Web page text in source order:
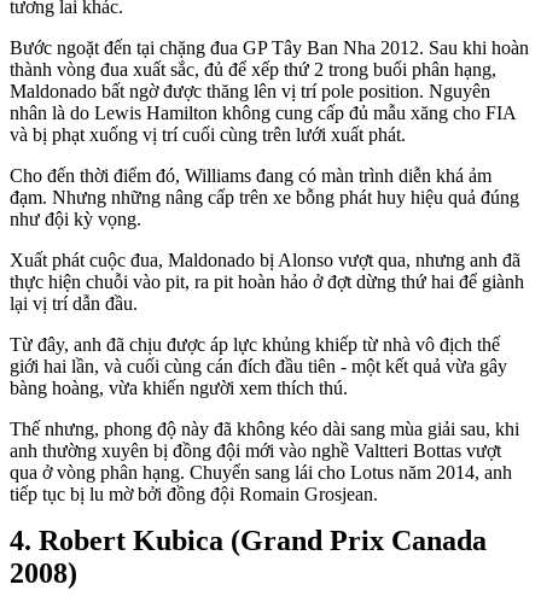
tương lai khác.
Bước ngoặt đến tại chặng đua GP Tây Ban Nha 2012. Sau khi hoàn
thành vòng đua xuất sắc, đủ để xếp thứ 2 trong buổi phân hạng,
Maldonado bất ngờ được thăng lên vị trí pole position. Nguyên
nhân là do Lewis Hamilton không cung cấp đủ mẫu xăng cho FIA
và bị phạt xuống vị trí cuối cùng trên lưới xuất phát.
Cho đến thời điểm đó, Williams đang có màn trình diễn khá ảm
đạm. Nhưng những nâng cấp trên xe bỗng phát huy hiệu quả đúng
như đội kỳ vọng.
Xuất phát cuộc đua, Maldonado bị Alonso vượt qua, nhưng anh đã
thực hiện chuỗi vào pit, ra pit hoàn hảo ở đợt dừng thứ hai để giành
lại vị trí dẫn đầu.
Từ đây, anh đã chịu được áp lực khủng khiếp từ nhà vô địch thế
giới hai lần, và cuối cùng cán đích đầu tiên - một kết quả vừa gây
bàng hoàng, vừa khiến người xem thích thú.
Thế nhưng, phong độ này đã không kéo dài sang mùa giải sau, khi
anh thường xuyên bị đồng đội mới vào nghề Valtteri Bottas vượt
qua ở vòng phân hạng. Chuyển sang lái cho Lotus năm 2014, anh
tiếp tục bị lu mờ bởi đồng đội Romain Grosjean.
Robert Kubica (Grand Prix Canada
2008)